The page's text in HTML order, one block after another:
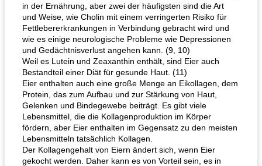
in der Ernährung, aber zwei der häufigsten sind die Art
und Weise, wie Cholin mit einem verringerten Risiko für
Fettlebererkrankungen in Verbindung gebracht wird und
wie es einige neurologische Probleme wie Depressionen
und Gedächtnisverlust angehen kann. (9, 10)
Weil es Lutein und Zeaxanthin enthält, sind Eier auch
Bestandteil einer Diät für gesunde Haut. (11)
Eier enthalten auch eine große Menge an Eikollagen, dem
Protein, das zum Aufbau und zur Stärkung von Haut,
Gelenken und Bindegewebe beiträgt. Es gibt viele
Lebensmittel, die die Kollagenproduktion im Körper
fördern, aber Eier enthalten im Gegensatz zu den meisten
Lebensmitteln tatsächlich Kollagen.
Der Kollagengehalt von Eiern ändert sich, wenn Eier
gekocht werden. Daher kann es von Vorteil sein, es in